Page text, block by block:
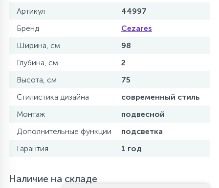
Артикул
44997
Бренд
Cezares
Ширина, см
98
Глубина, см
2
Высота, см
75
Стилистика дизайна
современный стиль
Монтаж
подвесной
Дополнительные функции
подсветка
Гарантия
1 год
Наличие на складе